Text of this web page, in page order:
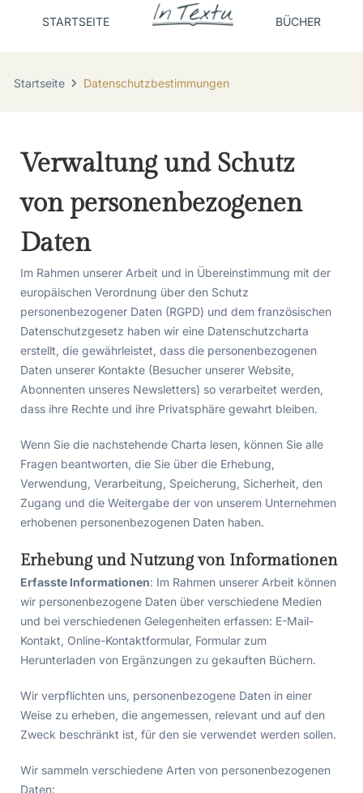
STARTSEITE BÜCHER
Startseite Datenschutzbestimmungen
Verwaltung und Schutz
von personenbezogenen
Daten
Im Rahmen unserer Arbeit und in Übereinstimmung mit der
europäischen Verordnung über den Schutz
personenbezogener Daten (RGPD) und dem französischen
Datenschutzgesetz haben wir eine Datenschutzcharta
erstellt, die gewährleistet, dass die personenbezogenen
Daten unserer Kontakte (Besucher unserer Website,
Abonnenten unseres Newsletters) so verarbeitet werden,
dass ihre Rechte und ihre Privatsphäre gewahrt bleiben.
Wenn Sie die nachstehende Charta lesen, können Sie alle
Fragen beantworten, die Sie über die Erhebung,
Verwendung, Verarbeitung, Speicherung, Sicherheit, den
Zugang und die Weitergabe der von unserem Unternehmen
erhobenen personenbezogenen Daten haben.
Erhebung und Nutzung von Informationen
Erfasste Informationen: Im Rahmen unserer Arbeit können
wir personenbezogene Daten über verschiedene Medien
und bei verschiedenen Gelegenheiten erfassen: E-Mail-
Kontakt, Online-Kontaktformular, Formular zum
Herunterladen von Ergänzungen zu gekauften Büchern.
Wir verpflichten uns, personenbezogene Daten in einer
Weise zu erheben, die angemessen, relevant und auf den
Zweck beschränkt ist, für den sie verwendet werden sollen.
Wir sammeln verschiedene Arten von personenbezogenen
Daten: